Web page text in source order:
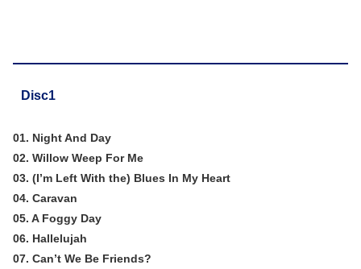
Disc1
01. Night And Day
02. Willow Weep For Me
03. (I’m Left With the) Blues In My Heart
04. Caravan
05. A Foggy Day
06. Hallelujah
07. Can’t We Be Friends?